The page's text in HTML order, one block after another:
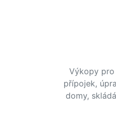
Výkopy
přípojek,
domy,